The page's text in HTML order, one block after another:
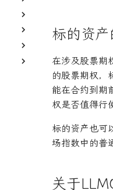
标的资
在涉及股票期
的股票期权，
能在合约到期
权是否值得行
标的资产也可
场指数中的普
关于